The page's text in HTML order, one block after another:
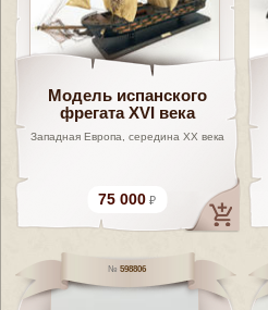
Модель испанского
фрегата XVI века
Западная Европа, середина XX века
75 000
598806